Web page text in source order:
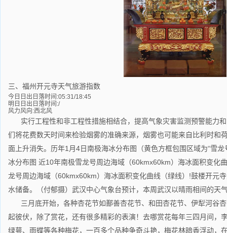
三、福州开元寺天气旅游指数
今日日出日落时间:05:31/18:45
明日日出日落时间:/
风力风向:西北风
实行工程性和非工程性措施相结合，提高气象灾害监测预警能力
们将花费数天时间来检验烟雾的准确来源，烟雾也可能来自比利时和
面上升消失。历年1月4日南极海冰分布图（黄色方框包围区域为“雪
冰分布图 近10年南极雪龙号周边海域（60kmx60km）海冰面积变化
龙号周边海域（60kmx60km）海冰面积变化曲线（绿线）!鼓楼开元
水储备。（付郁摄）武汉中心气象台预计，本周武汉以晴雨相间的天
三月底开始，各种杏花节如鄯善杏花节、和田杏花节、伊犁河谷
起彼伏，除了赏花，还有很多精彩的表演！去哪赏花每年三四月间，
绿萼、雨蝶等各种梅花，一百多个品种争奇斗艳，梅花林暗香浮动，